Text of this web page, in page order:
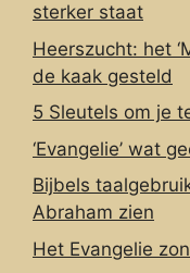
sterker staat
Heerszucht: het
de kaak gesteld
5 Sleutels om je
‘Evangelie’ wat
Bijbels
Abraham zien
Het Evangelie